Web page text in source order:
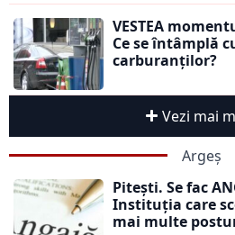
VESTEA
Ce se întâmplă
carburanților?
Vezi mai
Argeș
Pitești. Se fac
Instituția care
mai multe